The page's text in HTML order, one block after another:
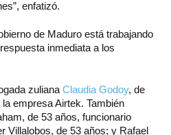
enfatizó.
de Maduro está trabajando
inmediata a los
zuliana Claudia Godoy, de
empresa Airtek. También
de 53 años, funcionario
Villalobos, de 53 años; y Rafael